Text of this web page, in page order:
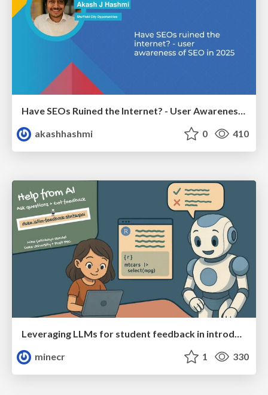
Have SEOs Ruined the Internet? - User Awareness of SEO in 2025
akashhashmi
0 410
Leveraging LLMs for student feedback in introductory data science courses - posit::conf(2025)
minecr
1 330